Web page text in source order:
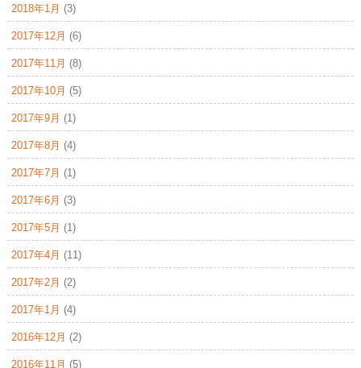
2018年1月 (3)
2017年12月 (6)
2017年11月 (8)
2017年10月 (5)
2017年9月 (1)
2017年8月 (4)
2017年7月 (1)
2017年6月 (3)
2017年5月 (1)
2017年4月 (11)
2017年2月 (2)
2017年1月 (4)
2016年12月 (2)
2016年11月 (5)